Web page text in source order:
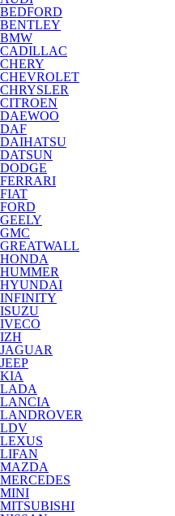
BEDFORD
BENTLEY
BMW
CADILLAC
CHERY
CHEVROLET
CHRYSLER
CITROEN
DAEWOO
DAF
DAIHATSU
DATSUN
DODGE
FERRARI
FIAT
FORD
GEELY
GMC
GREATWALL
HONDA
HUMMER
HYUNDAI
INFINITY
ISUZU
IVECO
IZH
JAGUAR
JEEP
KIA
LADA
LANCIA
LANDROVER
LDV
LEXUS
LIFAN
MAZDA
MERCEDES
MINI
MITSUBISHI